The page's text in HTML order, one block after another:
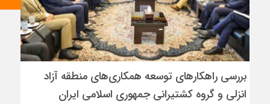
بررسی راهكارهای توسعه همكاری‌های منطقه آزاد
انزلی و گروه كشتیرانی جمهوری اسلامی ایران